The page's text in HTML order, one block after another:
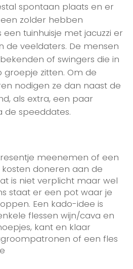
spontaan plaats en er
zolder hebben
tuinhuisje met jacuzzi er
de veeldaters. De mensen
of swingers die in
zitten. Om de
nodigen ze dan naast de
als extra, een paar
de speeddates.
meenemen of een
doneren aan de
is niet verplicht maar wel
staat er een pot waar je
Een kado-idee is
flessen wijn/cava en
kant en klaar
of een fles